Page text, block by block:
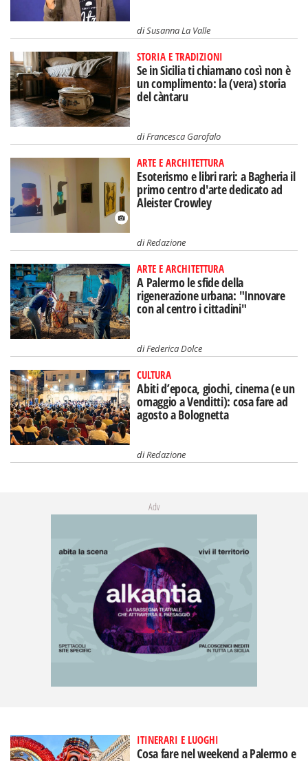
diSusanna La Valle
STORIA E TRADIZIONI
Se in Sicilia ti chiamano così non è
un complimento: la (vera) storia
del càntaru
diFrancesca Garofalo
ARTE E ARCHITETTURA
Esoterismo e libri rari: a Bagheria il
primo centro d'arte dedicato ad
Aleister Crowley
diRedazione
ARTE E ARCHITETTURA
A Palermo le sfide della
rigenerazione urbana: "Innovare
con al centro i cittadini"
diFederica Dolce
CULTURA
Abiti d’epoca, giochi, cinema (e un
omaggio a Venditti): cosa fare ad
agosto a Bolognetta
diRedazione
Adv
ITINERARI E LUOGHI
Cosa fare nel weekend a Palermo e